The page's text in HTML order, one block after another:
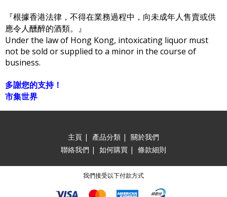
『根據香港法律，不得在業務過程中，向未成年人售賣或供
應令人醺醉的酒類。』
Under the law of Hong Kong, intoxicating liquor must
not be sold or supplied to a minor in the course of
business.
多謝您的支持！
市集世界
主頁 | 產品分類 | 關於我們
聯絡我們 | 如何購買 | 條款細則
我們接受以下付款方式